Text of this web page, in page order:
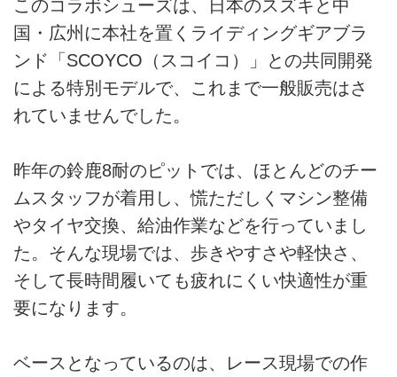
このコラボシューズは、日本のスズキと中
国・広州に本社を置くライディングギアブラ
ンド「SCOYCO（スコイコ）」との共同開発
による特別モデルで、これまで一般販売はさ
れていませんでした。
昨年の鈴鹿8耐のピットでは、ほとんどのチー
ムスタッフが着用し、慌ただしくマシン整備
やタイヤ交換、給油作業などを行っていまし
た。そんな現場では、歩きやすさや軽快さ、
そして長時間履いても疲れにくい快適性が重
要になります。
ベースとなっているのは、レース現場での作